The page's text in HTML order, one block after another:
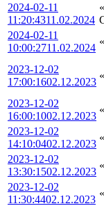
2024-02-11
11:20:4311.02.2024
2024-02-11
10:00:2711.02.2024
2023-12-02
17:00:1602.12.2023
2023-12-02
16:00:1002.12.2023
2023-12-02
14:10:0402.12.2023
2023-12-02
13:30:1502.12.2023
2023-12-02
11:30:4402.12.2023